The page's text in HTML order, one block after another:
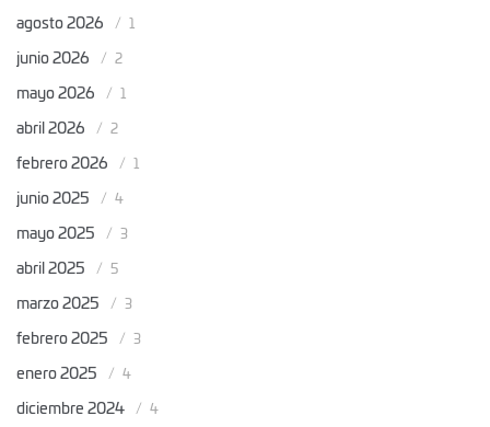
agosto 2026
junio 2026 2
mayo 2026
abril 2026 2
febrero 2026
junio 2025 4
mayo 2025 3
abril 2025 5
marzo 2025 3
febrero 2025 3
enero 2025 4
diciembre 2024 4